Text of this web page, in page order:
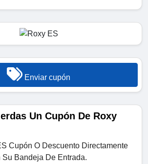
Enviar cupón
Un Cupón De Roxy
Cupón O Descuento Directamente
Su Bandeja De Entrada.